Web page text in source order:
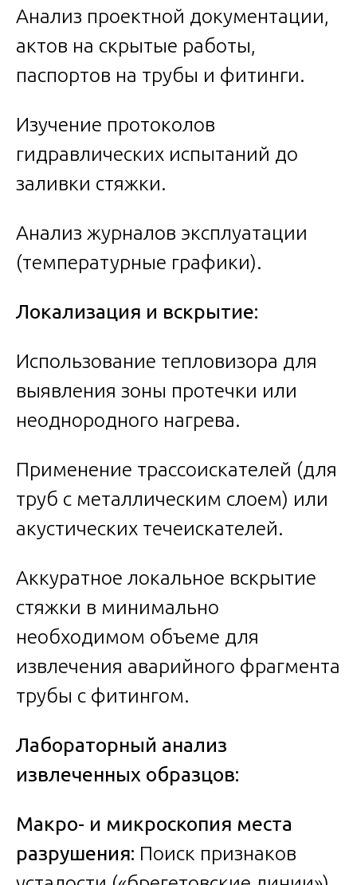
Анализ проектной документации,
актов на скрытые работы,
паспортов на трубы и фитинги.
Изучение протоколов
гидравлических испытаний до
заливки стяжки.
Анализ журналов эксплуатации
(температурные графики).
Локализация и вскрытие:
Использование тепловизора для
выявления зоны протечки или
неоднородного нагрева.
Применение трассоискателей (для
труб с металлическим слоем) или
акустических течеискателей.
Аккуратное локальное вскрытие
стяжки в минимально
необходимом объеме для
извлечения аварийного фрагмента
трубы с фитингом.
Лабораторный анализ
извлеченных образцов:
Макро- и микроскопия места
разрушения: Поиск признаков